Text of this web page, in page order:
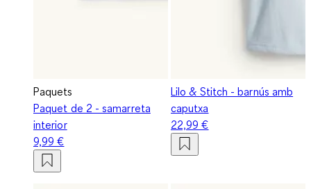
Paquets
Paquet de 2 - samarreta
interior
9,99 €
Lilo & Stitch - barnús amb
caputxa
22,99 €